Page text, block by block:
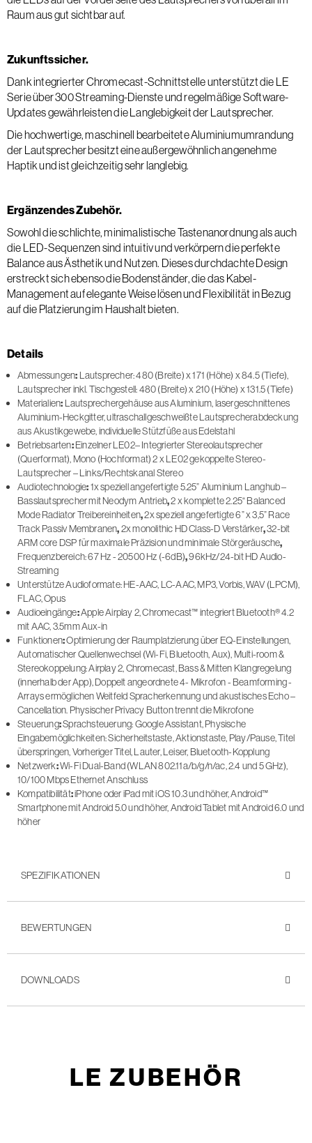
Raum aus gut sichtbar auf.
Zukunftssicher.
Dank integrierter Chromecast-Schnittstelle unterstützt die LE
Serie über 300 Streaming-Dienste und regelmäßige Software-
Updates gewährleisten die Langlebigkeit der Lautsprecher.
Die hochwertige, maschinell bearbeitete Aluminiumumrandung
der Lautsprecher besitzt eine außergewöhnlich angenehme
Haptik und ist gleichzeitig sehr langlebig.
Ergänzendes Zubehör.
Sowohl die schlichte, minimalistische Tastenanordnung als auch
die LED-Sequenzen sind intuitiv und verkörpern die perfekte
Balance aus Ästhetik und Nutzen. Dieses durchdachte Design
erstreckt sich ebenso die Bodenständer, die das Kabel-
Management auf elegante Weise lösen und Flexibilität in Bezug
auf die Platzierung im Haushalt bieten.
Details
Abmessungen: Lautsprecher: 480 (Breite) x 171 (Höhe) x 84.5 (Tiefe),
Lautsprecher inkl. Tischgestell: 480 (Breite) x 210 (Höhe) x 131.5 (Tiefe)
Materialien: Lautsprechergehäuse aus Aluminium, lasergeschnittenes
Aluminium-Heckgitter, ultraschallgeschweißte Lautsprecherabdeckung
aus Akustikgewebe, individuelle Stützfüße aus Edelstahl
Betriebsarten:Einzelner LE02– Integrierter Stereolautsprecher
(Querformat), Mono (Hochformat) 2 x LE02 gekoppelte Stereo-
Lautsprecher – Links/Rechtskanal Stereo
Audiotechnologie:1x speziell angefertigte 5.25” Aluminium Langhub –
Basslautsprecher mit Neodym Antrieb,2 x komplette 2.25“ Balanced
Mode RadiatorTreibereinheiten,2x speziell angefertigte 6” x 3,5” Race
Track Passiv Membranen,2x monolithic HD Class-D Verstärker,32-bit
ARM core DSP für maximale Präzision und minimaleStörgeräusche,
Frequenzbereich: 67 Hz - 20500 Hz (-6dB),96kHz/24-bit HD Audio-
Streaming
Unterstütze Audioformate: HE-AAC, LC-AAC, MP3, Vorbis, WAV (LPCM),
FLAC, Opus
Audioeingänge:Apple Airplay 2, Chromecast™ integriert Bluetooth® 4.2
mit AAC, 3.5mm Aux-in
Funktionen:Optimierung der Raumplatzierung über EQ-Einstellungen,
Automatischer Quellenwechsel (Wi-Fi, Bluetooth, Aux), Multi-room &
Stereokoppelung: Airplay 2, Chromecast, Bass & Mitten Klangregelung
(innerhalb der App), Doppelt angeordnete 4- Mikrofon - Beamforming -
Arrays ermöglichen Weitfeld Spracherkennung und akustisches Echo –
Cancellation. Physischer Privacy Button trennt die Mikrofone
Steuerung:Sprachsteuerung: Google Assistant, Physische
Eingabemöglichkeiten: Sicherheitstaste, Aktionstaste, Play/Pause, Titel
überspringen, Vorheriger Titel, Lauter, Leiser, Bluetooth-Kopplung
Netzwerk:Wi-Fi Dual-Band (WLAN 802.11a/b/g/n/ac, 2.4 und 5 GHz),
10/100 Mbps Ethernet Anschluss
Kompatibilität:iPhone oder iPad mit iOS 10.3 und höher, Android™
Smartphone mit Android 5.0 und höher, Android Tablet mit Android 6.0 und
höher
SPEZIFIKATIONEN
BEWERTUNGEN
DOWNLOADS
LE ZUBEHÖR